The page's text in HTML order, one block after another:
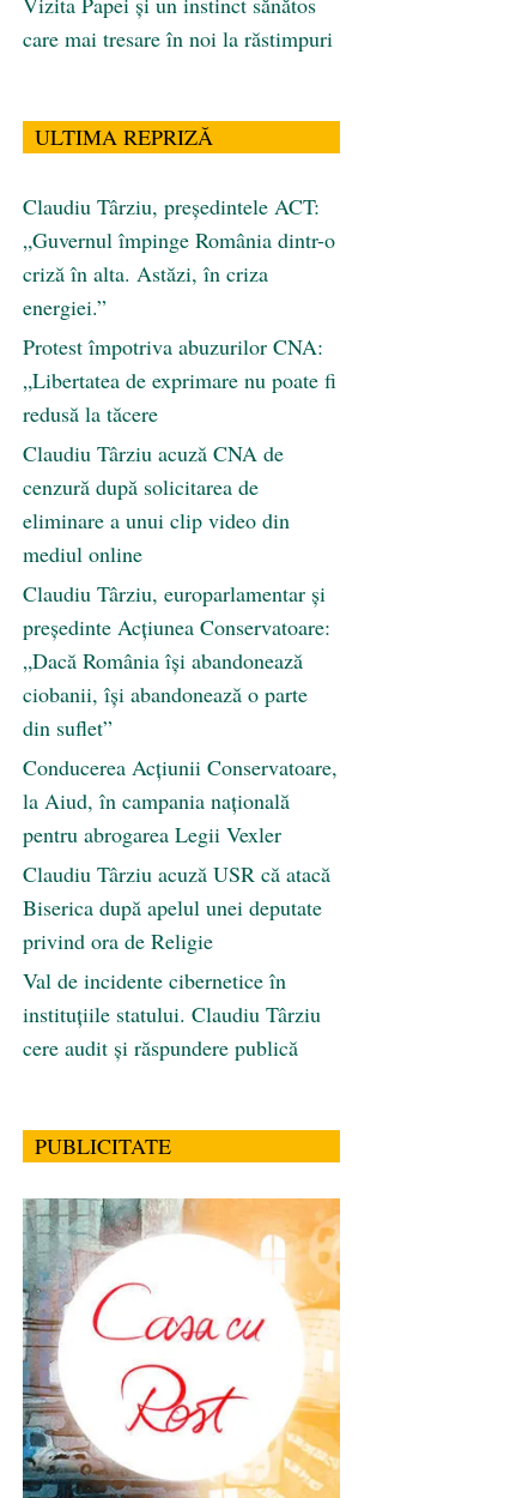
care mai tresare în noi la răstimpuri
ULTIMA REPRIZĂ
Claudiu Târziu, președintele ACT:
„Guvernul împinge România dintr-o
criză în alta. Astăzi, în criza
energiei.”
Protest împotriva abuzurilor CNA:
„Libertatea de exprimare nu poate fi
redusă la tăcere
Claudiu Târziu acuză CNA de
cenzură după solicitarea de
eliminare a unui clip video din
mediul online
Claudiu Târziu, europarlamentar și
președinte Acțiunea Conservatoare:
„Dacă România își abandonează
ciobanii, își abandonează o parte
din suflet”
Conducerea Acțiunii Conservatoare,
la Aiud, în campania națională
pentru abrogarea Legii Vexler
Claudiu Târziu acuză USR că atacă
Biserica după apelul unei deputate
privind ora de Religie
Val de incidente cibernetice în
instituțiile statului. Claudiu Târziu
cere audit și răspundere publică
PUBLICITATE